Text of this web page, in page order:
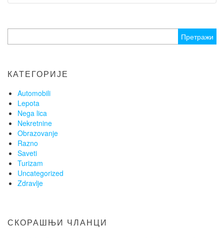
за:
КАТЕГОРИЈЕ
Automobili
Lepota
Nega lica
Nekretnine
Obrazovanje
Razno
Saveti
Turizam
Uncategorized
Zdravlje
СКОРАШЊИ ЧЛАНЦИ